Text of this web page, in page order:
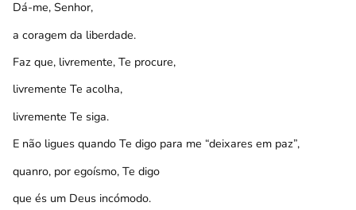
Dá-me, Senhor,
a coragem da liberdade.
Faz que, livremente, Te procure,
livremente Te acolha,
livremente Te siga.
E não ligues quando Te digo para me “deixares em paz”,
quanro, por egoísmo, Te digo
que és um Deus incómodo.